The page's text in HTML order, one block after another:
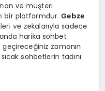
ve müşteri
bir platformdur. Gebze
ve zekalarıyla sadece
harika sohbet
geçireceğiniz zamanın
sohbetlerin tadını